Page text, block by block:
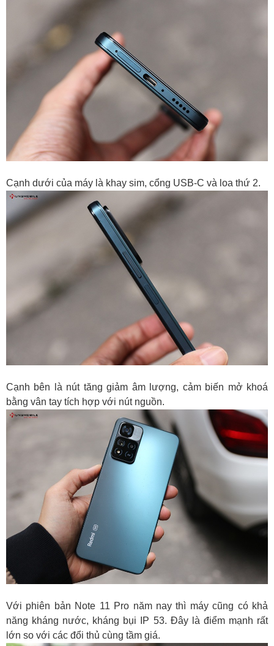
Cạnh dưới của máy là khay sim, cổng USB-C và loa thứ 2.
Cạnh bên là nút tăng giảm âm lượng, cảm biến mở khoá
bằng vân tay tích hợp với nút nguồn.
Với phiên bản Note 11 Pro năm nay thì máy cũng có khả
năng kháng nước, kháng bụi IP 53. Đây là điểm mạnh rất
lớn so với các đổi thủ cùng tầm giá.